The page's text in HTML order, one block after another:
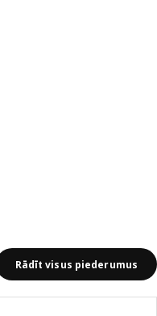
Rādīt visus piederumus